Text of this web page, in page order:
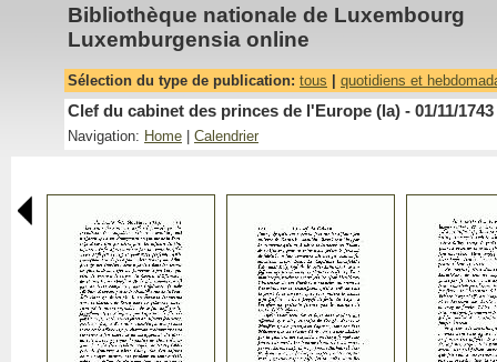
Bibliothèque nationale de Luxembourg
Luxemburgensia online
Sélection du type de publication: tous quotidiens et
Clef du cabinet des princes de l'Europe (la) - 01/11/1743
Navigation: Home Calendrier